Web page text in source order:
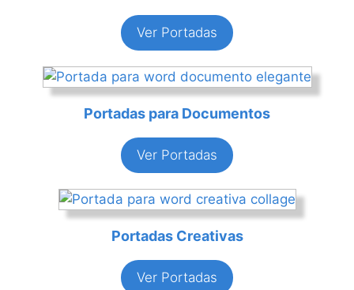
Ver Portadas
Portadas para Documentos
Ver Portadas
Portadas Creativas
Ver Portadas